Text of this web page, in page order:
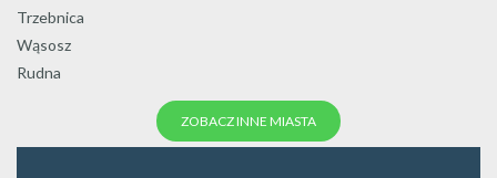
Trzebnica
Wąsosz
Rudna
ZOBACZ INNE MIASTA